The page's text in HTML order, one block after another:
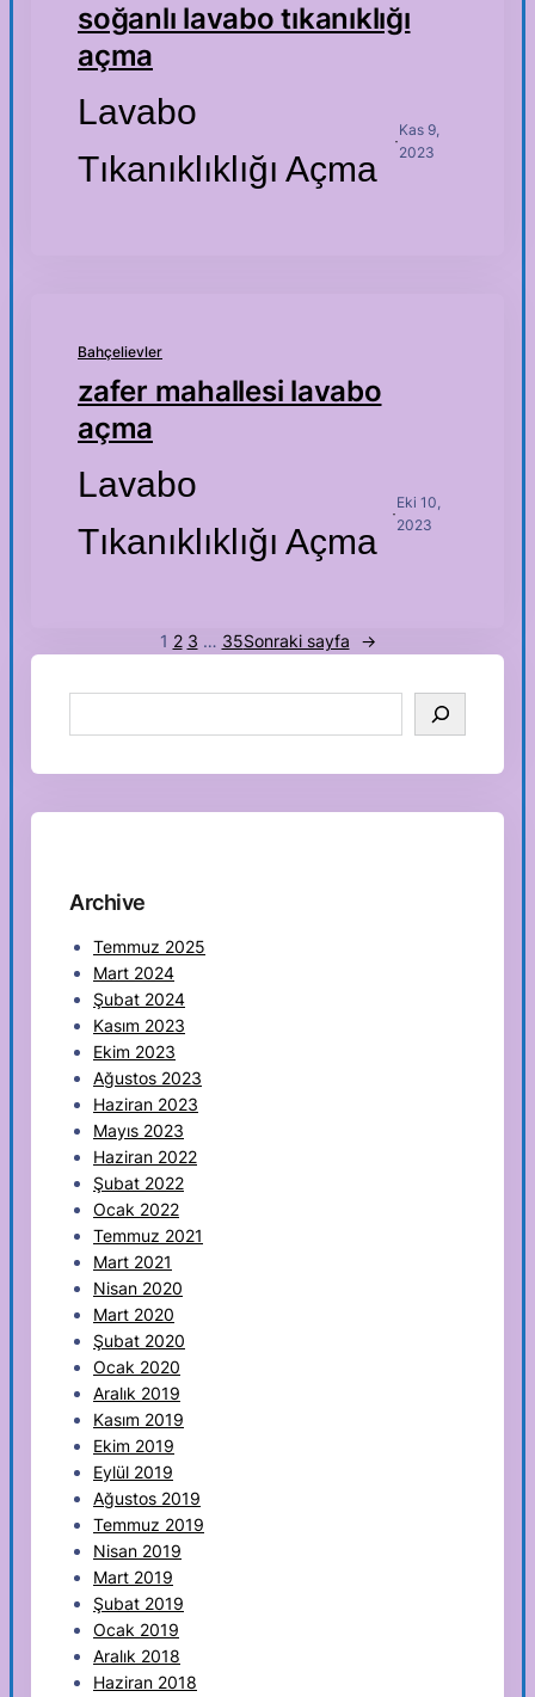
soğanlı lavabo tıkanıklığı
açma
Lavabo
Tıkanıklıklığı Açma
·
Kas 9,
2023
Bahçelievler
zafer mahallesi lavabo
açma
Lavabo
Tıkanıklıklığı Açma
·
Eki 10,
2023
1 2 3 … 35Sonraki sayfa →
e
c
Archive
Temmuz 2025
Mart 2024
Şubat 2024
Kasım 2023
Ekim 2023
Ağustos 2023
Haziran 2023
Mayıs 2023
Haziran 2022
Şubat 2022
Ocak 2022
Temmuz 2021
Mart 2021
Nisan 2020
Mart 2020
Şubat 2020
Ocak 2020
Aralık 2019
Kasım 2019
Ekim 2019
Eylül 2019
Ağustos 2019
Temmuz 2019
Nisan 2019
Mart 2019
Şubat 2019
Ocak 2019
Aralık 2018
Haziran 2018